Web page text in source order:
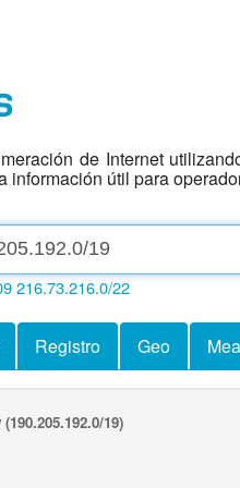
de Internet
información útil para
216.73.216.0/22
Registro Geo
(190.205.192.0/19)